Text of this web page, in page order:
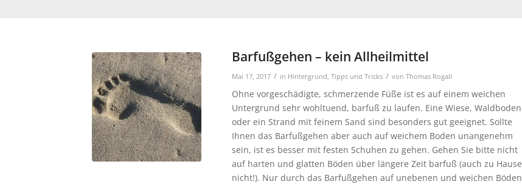
Barfußgehen – kein Allheilmittel
Mai 17, 2017 / in Hintergrund, Tipps und Tricks / von Thomas Rogall
Ohne vorgeschädigte, schmerzende Füße ist es auf einem weichen
Untergrund sehr wohltuend, barfuß zu laufen. Eine Wiese, Waldboden
oder ein Strand mit feinem Sand sind besonders gut geeignet. Sollte
Ihnen das Barfußgehen aber auch auf weichem Boden unangenehm
sein, ist es besser mit festen Schuhen zu gehen. Gehen Sie bitte nicht
auf harten und glatten Böden über längere Zeit barfuß (auch zu Hause
nicht!). Nur durch das Barfußgehen auf unebenen und weichen Böden